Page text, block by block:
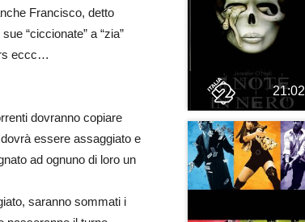
Francisco, detto
“ciccionate” a “zia”
eccc…
dovranno copiare
essere assaggiato e
ad ognuno di loro un
saranno sommati i
21:02